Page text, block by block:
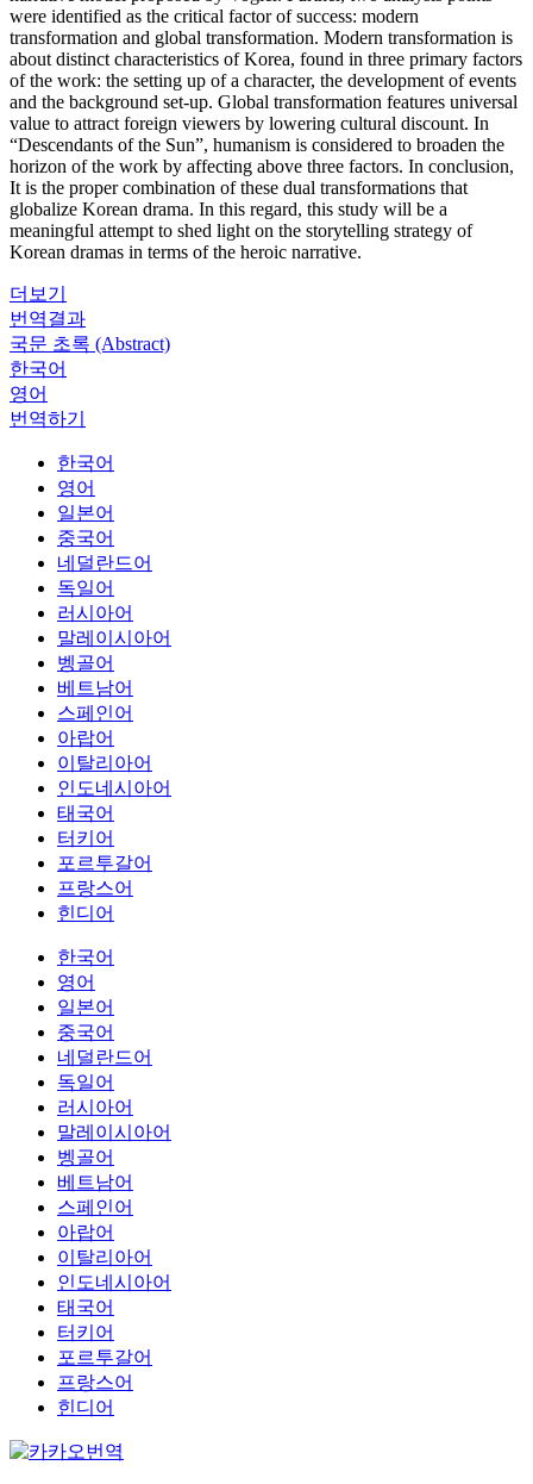
were identified as the critical factor of success: modern
transformation and global transformation. Modern transformation is
about distinct characteristics of Korea, found in three primary factors
of the work: the setting up of a character, the development of events
and the background set-up. Global transformation features universal
value to attract foreign viewers by lowering cultural discount. In
“Descendants of the Sun”, humanism is considered to broaden the
horizon of the work by affecting above three factors. In conclusion,
It is the proper combination of these dual transformations that
globalize Korean drama. In this regard, this study will be a
meaningful attempt to shed light on the storytelling strategy of
Korean dramas in terms of the heroic narrative.
더보기
번역결과
국문 초록 (Abstract)
한국어
영어
번역하기
한국어
영어
일본어
중국어
네덜란드어
독일어
러시아어
말레이시아어
벵골어
베트남어
스페인어
아랍어
이탈리아어
인도네시아어
태국어
터키어
포르투갈어
프랑스어
힌디어
한국어
영어
일본어
중국어
네덜란드어
독일어
러시아어
말레이시아어
벵골어
베트남어
스페인어
아랍어
이탈리아어
인도네시아어
태국어
터키어
포르투갈어
프랑스어
힌디어